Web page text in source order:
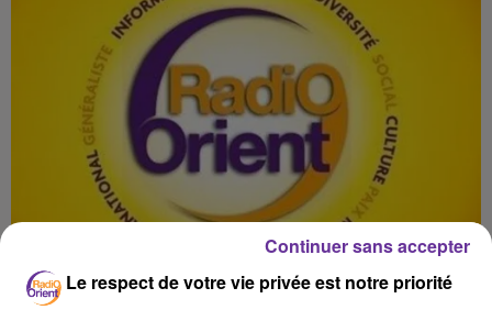
Le respect de votre vie privée est notre priorité
Continuer sans accepter